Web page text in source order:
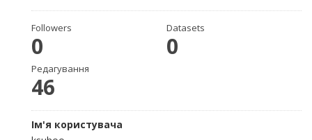
Followers
0
Datasets
0
Редагування
46
Ім'я користувача